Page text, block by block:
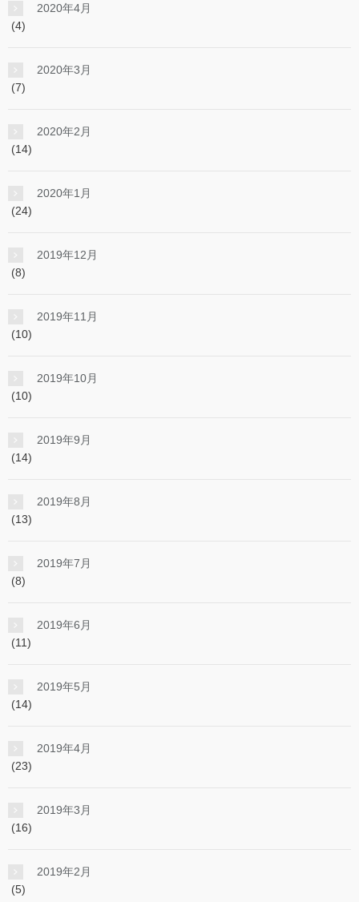
2020年4月
(4)
2020年3月
(7)
2020年2月
(14)
2020年1月
(24)
2019年12月
(8)
2019年11月
(10)
2019年10月
(10)
2019年9月
(14)
2019年8月
(13)
2019年7月
(8)
2019年6月
(11)
2019年5月
(14)
2019年4月
(23)
2019年3月
(16)
2019年2月
(5)